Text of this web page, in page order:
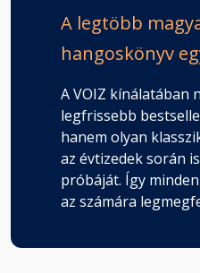
A legtöbb
hangoskönyv
A VOIZ kínálatában
legfrissebb
hanem olyan
az évtizedek során
próbáját. Így
az számára